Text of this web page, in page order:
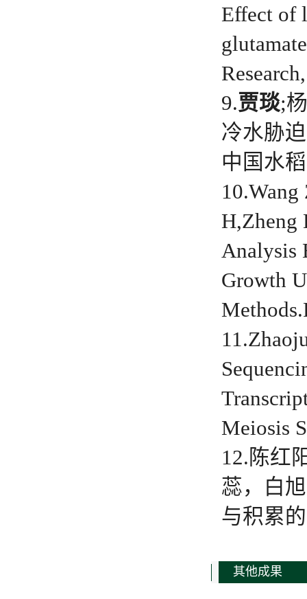
Effect of
Research
9.贾琰;
冷水胁
中国水
10.Wang
H,Zheng
Analysis
Growth
Methods.
Meiosis
12.陈红
蕊，白
与积累
其他成果